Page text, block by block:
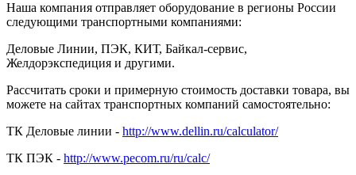
Наша компания отправляет оборудование в регионы России
следующими транспортными компаниями:
Деловые Линии, ПЭК, КИТ, Байкал-сервис,
Желдорэкспедиция и другими.
Рассчитать сроки и примерную стоимость доставки товара, вы
можете на сайтах транспортных компаний самостоятельно:
ТК Деловые линии - http://www.dellin.ru/calculator/
ТК ПЭК - http://www.pecom.ru/ru/calc/